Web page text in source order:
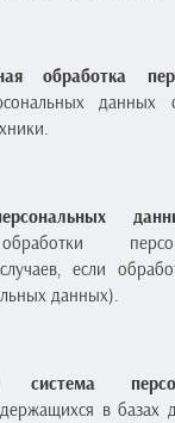
обработка
данных
если
данных).
система
в базах